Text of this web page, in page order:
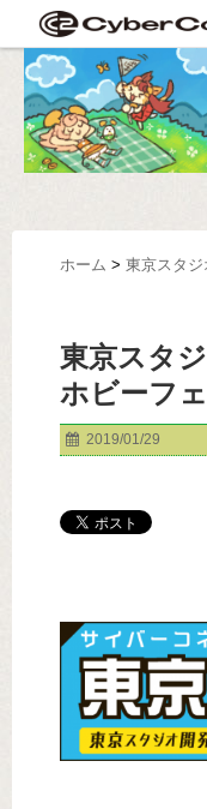
ホーム > 東京スタジ
東京スタ
ホビーフ
2019/01/29